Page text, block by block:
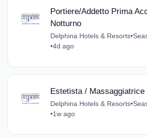
Portiere/Addetto Prima
Notturno
Delphina Hotels & Resorts•
•4d ago
Estetista / Massaggiatrice
Delphina Hotels & Resorts•
•1w ago